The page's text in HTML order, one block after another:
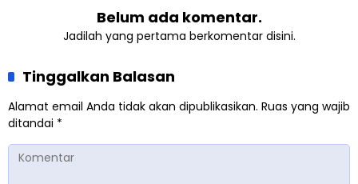
Belum ada komentar.
Jadilah yang pertama berkomentar disini.
Tinggalkan Balasan
Alamat email Anda tidak akan dipublikasikan. Ruas yang wajib
ditandai *